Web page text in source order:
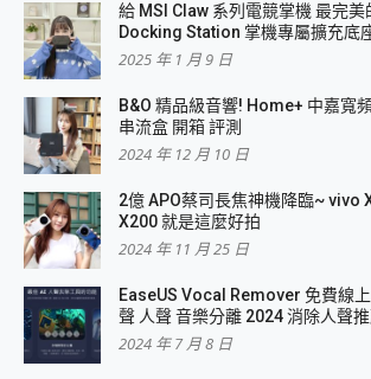
給 MSI Claw 系列電競掌機 最完
Docking Station 掌機專屬擴充底
2025 年 1 月 9 日
B&O 精品級音響! Home+ 中嘉寬
串流盒 開箱 評測
2024 年 12 月 10 日
2億 APO蔡司長焦神機降臨~ vivo
X200 就是這麼好拍
2024 年 11 月 25 日
EaseUS Vocal Remover 免費線
聲 人聲 音樂分離 2024 消除人聲
2024 年 7 月 8 日